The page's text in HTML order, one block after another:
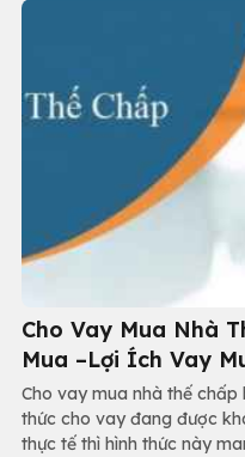
Cho Vay Mua Nhà
Mua –Lợi Ích Vay
Cho vay mua nhà thế
thức cho vay đang được
thực tế thì hình thức này